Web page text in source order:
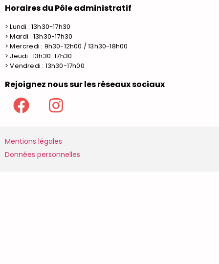
Horaires du Pôle administratif
> Lundi : 13h30-17h30
> Mardi : 13h30-17h30
> Mercredi : 9h30-12h00 / 13h30-18h00
> Jeudi : 13h30-17h30
> Vendredi : 13h30-17h00
Rejoignez nous sur les réseaux sociaux
Mentions légales
Données personnelles